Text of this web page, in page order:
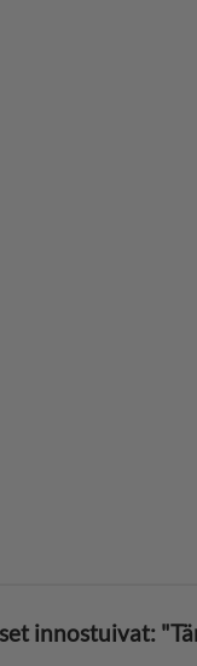
innostuivat: